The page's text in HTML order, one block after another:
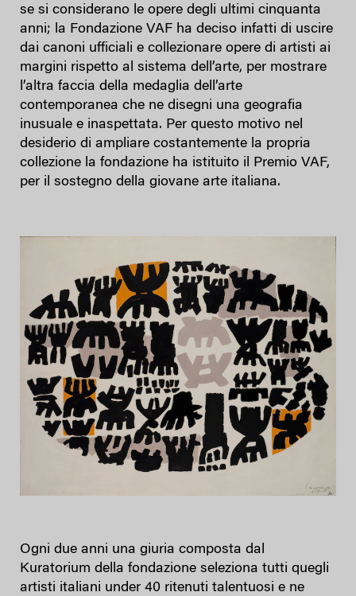
se si considerano le opere degli ultimi cinquanta
anni; la Fondazione VAF ha deciso infatti di uscire
dai canoni ufficiali e collezionare opere di artisti ai
margini rispetto al sistema dell’arte, per mostrare
l’altra faccia della medaglia dell’arte
contemporanea che ne disegni una geografia
inusuale e inaspettata. Per questo motivo nel
desiderio di ampliare costantemente la propria
collezione la fondazione ha istituito il Premio VAF,
per il sostegno della giovane arte italiana.
Ogni due anni una giuria composta dal
Kuratorium della fondazione seleziona tutti quegli
artisti italiani under 40 ritenuti talentuosi e ne